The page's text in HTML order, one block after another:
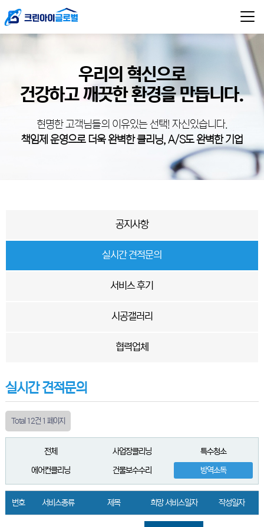
우리의 혁신으로
건강하고 깨끗한 환경을 만듭니다.
현명한 고객님들의 이유있는 선택! 자신있습니다.
책임제 운영으로 더욱 완벽한 클리닝, A/S도 완벽한 기업
공지사항
실시간 견적문의
서비스 후기
시공갤러리
협력업체
실시간 견적문의
Total 12건1 페이지
전체 사업장클리닝
특수청소
에어컨클리닝
건물보수수리 방역소독
번호 서비스종류 제목 희망 서비스일자 작성일자